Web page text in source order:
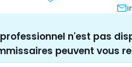
professionnel n'est pas
s peuvent vous